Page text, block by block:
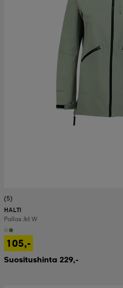
(5)
HALTI
Pallas Jkt W
105,-
Suositushinta 229,-